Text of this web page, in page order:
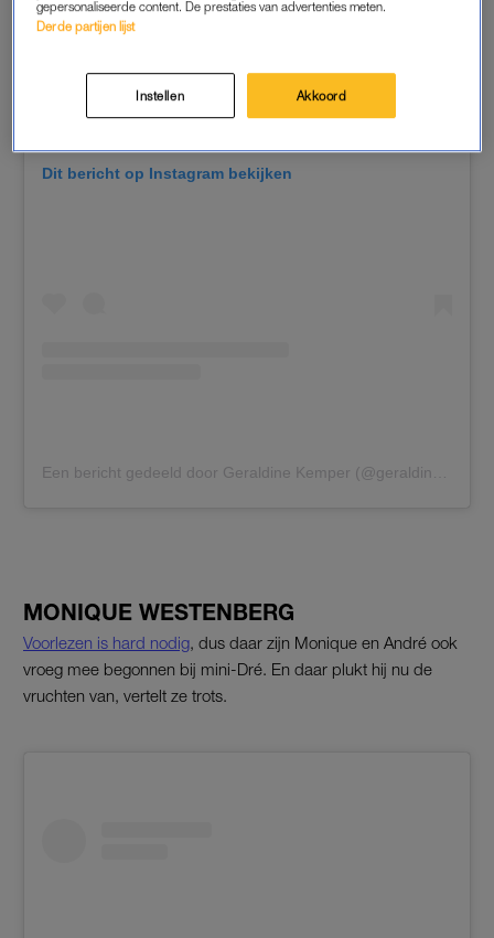
Dit bericht op Instagram bekijken
Een bericht gedeeld door Geraldine Kemper (@geraldine_kemper)
MONIQUE WESTENBERG
Voorlezen is hard nodig, dus daar zijn Monique en André ook
vroeg mee begonnen bij mini-Dré. En daar plukt hij nu de
vruchten van, vertelt ze trots.
gepersonaliseerde content. De prestaties van advertenties meten.
Derde partijen lijst
Instellen Akkoord